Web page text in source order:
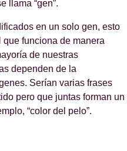
llama “gen”.
en un solo gen, esto
funciona de manera
de nuestras
dependen de la
Serían varias frases
pero que juntas forman un
“color del pelo”.